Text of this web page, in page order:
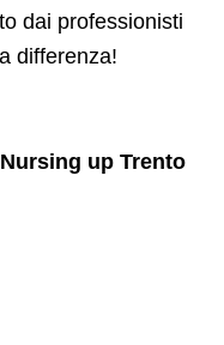
dai professionisti
differenza!
up Trento